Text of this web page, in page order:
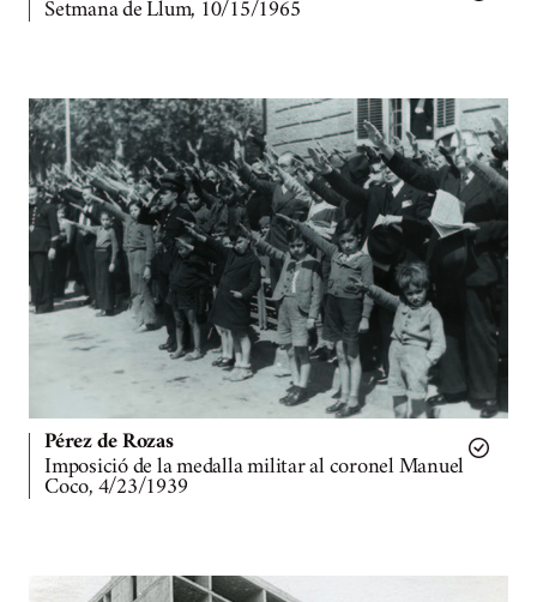
Setmana de Llum, 10/15/1965
Pérez de Rozas
Imposició de la medalla militar al coronel Manuel
Coco, 4/23/1939